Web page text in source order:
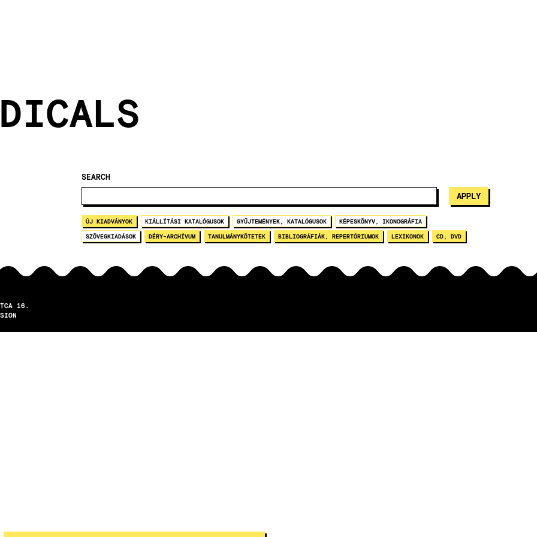
SEARCH
ÚJ KIADVÁNYOK KIÁLLÍTÁSI KATALÓGUSOK GYŰJTEMÉNYEK, KATALÓGUSOK KÉPESKÖNYV, IKONOGRÁFIA
SZÖVEGKIADÁSOK DÉRY-ARCHÍVUM TANULMÁNYKÖTETEK BIBLIOGRÁFIÁK, REPERTÓRIUMOK LEXIKONOK CD, DVD
16.